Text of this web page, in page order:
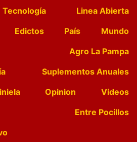
Tecnología
Linea Abierta
Edictos País
Mundo
Agro La Pampa
Suplementos Anuales
Opinion
Videos
Entre Pocillos